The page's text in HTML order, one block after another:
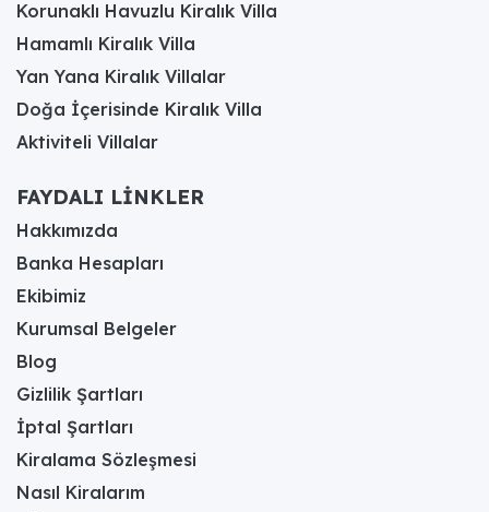
Korunaklı Havuzlu Kiralık Villa
Hamamlı Kiralık Villa
Yan Yana Kiralık Villalar
Doğa İçerisinde Kiralık Villa
Aktiviteli Villalar
FAYDALI LİNKLER
Hakkımızda
Banka Hesapları
Ekibimiz
Kurumsal Belgeler
Blog
Gizlilik Şartları
İptal Şartları
Kiralama Sözleşmesi
Nasıl Kiralarım